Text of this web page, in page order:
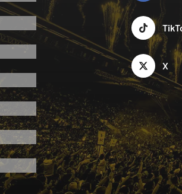
X